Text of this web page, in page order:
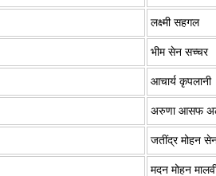
लक्ष्मी सहगल
भीम सेन सच्चर
आचार्य कृपलानी
अरुणा आसफ
जतींद्र मोहन
मदन मोहन